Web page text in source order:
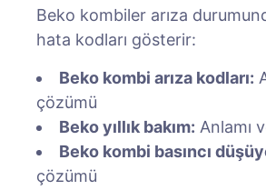
Beko kombiler arıza
hata kodları gösterir:
Beko kombi arıza kodları:
çözümü
Beko yıllık bakım: Anlamı
Beko kombi basıncı
çözümü